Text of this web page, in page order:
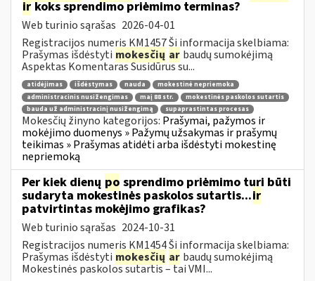
irkoks sprendimo priėmimo terminas?
Web turinio sąrašas 2026-04-01
Registracijos numeris KM1457 Ši informacija skelbiama:
Prašymas išdėstyti mokesčių ar baudų sumokėjimą
Aspektas Komentaras Susidūrus su...
atidėjimas išdėstymas nauda
mokestinė nepriemoka
administracinis nusižengimas
maį 88 str.
mokestinės paskolos sutartis
bauda už administracinį nusižengimą
supaprastintas procesas
Mokesčių žinyno kategorijos: Prašymai, pažymos ir
mokėjimo duomenys » Pažymų užsakymas ir prašymų
teikimas » Prašymas atidėti arba išdėstyti mokestinę
nepriemoką
Per kiek dienų po sprendimo priėmimo turi būti
sudaryta mokestinės paskolos sutartis...ir
patvirtintas mokėjimo grafikas?
Web turinio sąrašas 2024-10-31
Registracijos numeris KM1454 Ši informacija skelbiama:
Prašymas išdėstyti mokesčių ar baudų sumokėjimą
Mokestinės paskolos sutartis – tai VMI...